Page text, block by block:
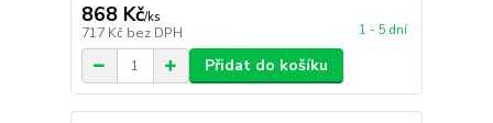
868 Kč/ks
717 Kč bez DPH 1 - 5 dní
Přidat do košíku